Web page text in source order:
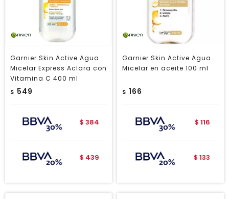
Garnier Skin Active Agua
Micelar Express Aclara con
Vitamina C 400 ml
$ 549
$ 384
$ 439
Garnier Skin Active Agua
Micelar en aceite 100 ml
$ 166
$ 116
$ 133